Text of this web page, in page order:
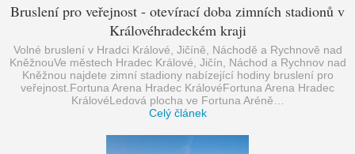
Bruslení pro veřejnost - otevírací doba zimních stadionů v
Královéhradeckém kraji
Volné bruslení v Hradci Králové, Jičíně, Náchodě a Rychnově nad
KněžnouVe městech Hradec Králové, Jičín, Náchod a Rychnov nad
Kněžnou najdete zimní stadiony nabízející hodiny bruslení pro
veřejnost.Fortuna Arena Hradec KrálovéFortuna Arena Hradec
KrálovéLedová plocha ve Fortuna Aréně…
Celý článek